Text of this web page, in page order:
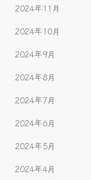
2024年11月
2024年10月
2024年9月
2024年8月
2024年7月
2024年6月
2024年5月
2024年4月